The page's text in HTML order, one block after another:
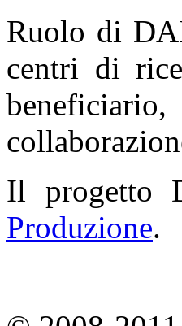
Ruolo di
centri di
Il progetto
Produzione.